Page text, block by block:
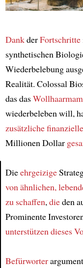
Article
DankderFortschritte
synthetischen
Wiederbelebung
Realität. Colossal
das das
wiederbeleben will,
zusätzliche
Millionen Dollar
Dieehrgeizige
von ähnlichen,
zu schaffen, dieden
Prominente
unterstützen dieses
Befürworter